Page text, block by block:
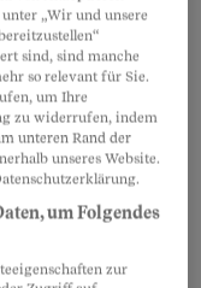
nieder, auch
Gräser
Luft macht
weisse
dann von den
hört: Sie
in
1-Fan.
„Wir und unsere
sind, sind manche
so relevant für Sie.
um Ihre
zu widerrufen, indem
unteren Rand der
unseres Website.
um Folgendes
zur